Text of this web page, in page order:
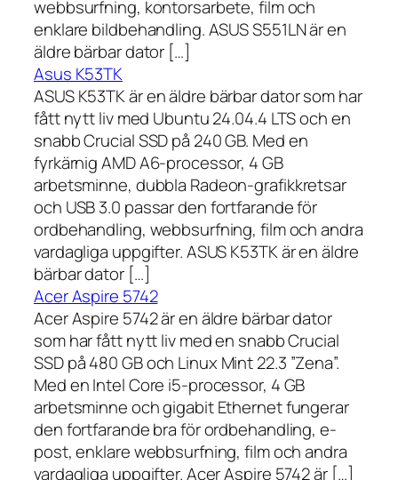
webbsurfning, kontorsarbete, film och
enklare bildbehandling. ASUS S551LN är en
äldre bärbar dator […]
Asus K53TK
ASUS K53TK är en äldre bärbar dator som har
fått nytt liv med Ubuntu 24.04.4 LTS och en
snabb Crucial SSD på 240 GB. Med en
fyrkärnig AMD A6-processor, 4 GB
arbetsminne, dubbla Radeon-grafikkretsar
och USB 3.0 passar den fortfarande för
ordbehandling, webbsurfning, film och andra
vardagliga uppgifter. ASUS K53TK är en äldre
bärbar dator […]
Acer Aspire 5742
Acer Aspire 5742 är en äldre bärbar dator
som har fått nytt liv med en snabb Crucial
SSD på 480 GB och Linux Mint 22.3 ”Zena”.
Med en Intel Core i5-processor, 4 GB
arbetsminne och gigabit Ethernet fungerar
den fortfarande bra för ordbehandling, e-
post, enklare webbsurfning, film och andra
vardagliga uppgifter. Acer Aspire 5742 är […]